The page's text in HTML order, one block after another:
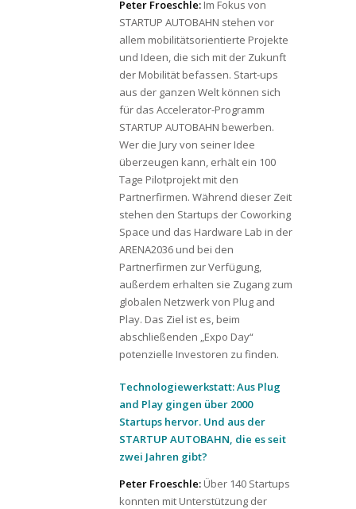
Peter Froeschle: Im Fokus von
STARTUP AUTOBAHN stehen vor
allem mobilitätsorientierte Projekte
und Ideen, die sich mit der Zukunft
der Mobilität befassen. Start-ups
aus der ganzen Welt können sich
für das Accelerator-Programm
STARTUP AUTOBAHN bewerben.
Wer die Jury von seiner Idee
überzeugen kann, erhält ein 100
Tage Pilotprojekt mit den
Partnerfirmen. Während dieser Zeit
stehen den Startups der Coworking
Space und das Hardware Lab in der
ARENA2036 und bei den
Partnerfirmen zur Verfügung,
außerdem erhalten sie Zugang zum
globalen Netzwerk von Plug and
Play. Das Ziel ist es, beim
abschließenden „Expo Day“
potenzielle Investoren zu finden.
Technologiewerkstatt: Aus Plug
and Play gingen über 2000
Startups hervor. Und aus der
STARTUP AUTOBAHN, die es seit
zwei Jahren gibt?
Peter Froeschle: Über 140 Startups
konnten mit Unterstützung der